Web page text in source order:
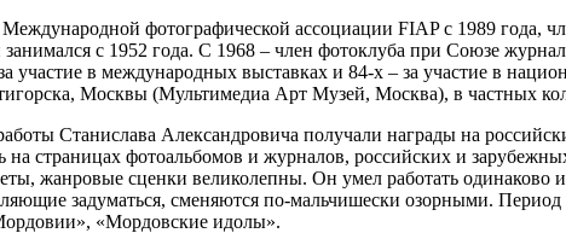
фотографической ассоциации FIAP с 1989 года,
с 1952 года. С 1968 – член фотоклуба при Союзе
за участие в международных выставках и 84-х – за участие в
Москвы (Мультимедиа Арт Музей, Москва), в частных
Станислава Александровича получали награды на
страницах фотоальбомов и журналов, российских и
жанровые сценки великолепны. Он умел работать одинаково
задуматься, сменяются по-мальчишески озорными.
«Мордовские идолы».